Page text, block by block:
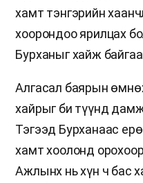
хамт тэнгэрийн
хоорондоо ярилцах
Бурханыг хайж
Алгасал баярын
хайрыг би түүнд
Тэгээд Бурханаас
хамт хоолонд
Ажлынх нь хүн ч бас